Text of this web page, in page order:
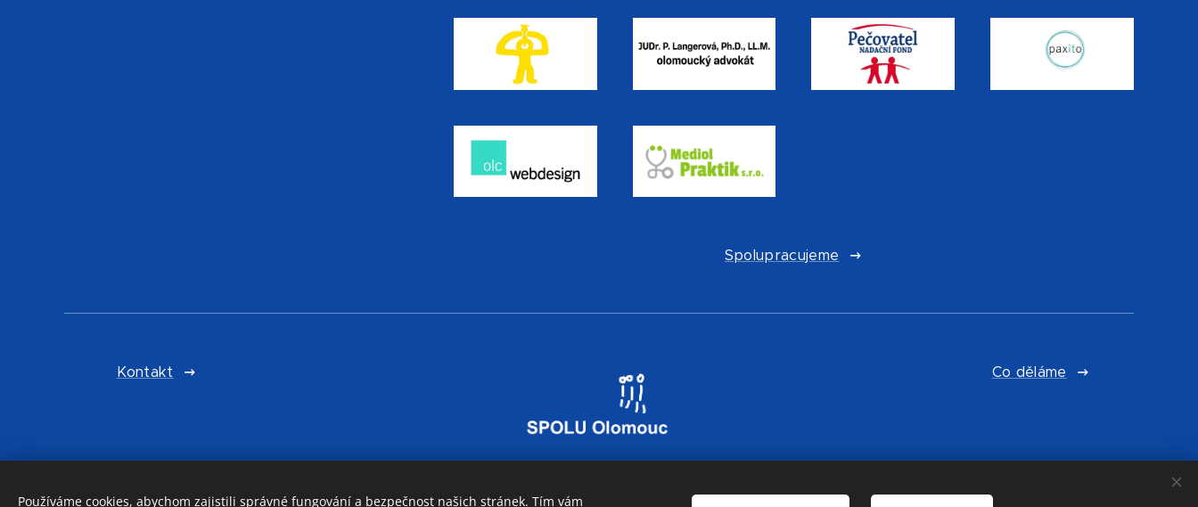
Spolupracujeme
Kontakt Co děláme
Používáme cookies, abychom zajistili správné fungování a bezpečnost našich stránek. Tím vám